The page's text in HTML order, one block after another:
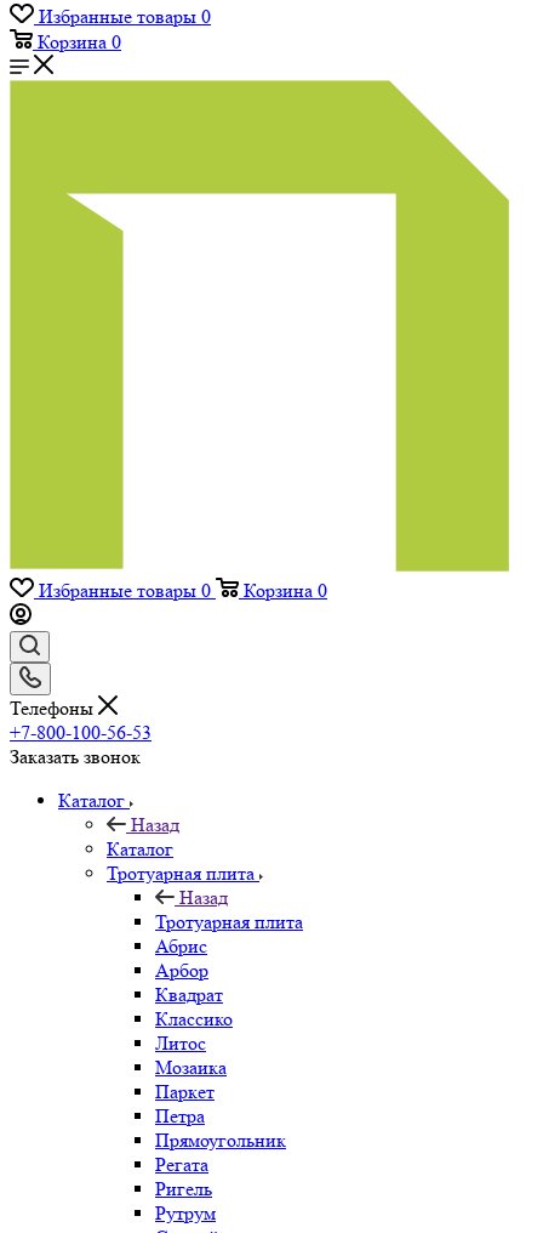
Избранные товары 0
Корзина 0
Избранные товары 0 Корзина 0
Телефоны
+7-800-100-56-53
Заказать звонок
Каталог
Назад
Каталог
Тротуарная плита
Назад
Тротуарная плита
Абрис
Арбор
Квадрат
Классико
Литос
Мозаика
Паркет
Петра
Прямоугольник
Регата
Ригель
Рутрум